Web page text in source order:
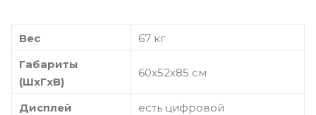
Вес
67 кг
Габариты
(ШxГxВ)
60x52x85 см
Дисплей
есть цифровой